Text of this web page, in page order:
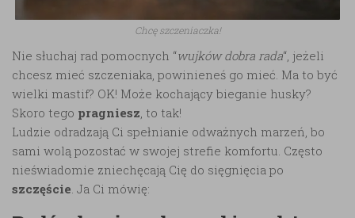
Chcę szczeniaczka!
Nie słuchaj rad pomocnych “wujków dobra rada“, jeżeli
chcesz mieć szczeniaka, powinieneś go mieć. Ma to być
wielki mastif? OK! Może kochający bieganie husky?
Skoro tego pragniesz , to tak!
Ludzie odradzają Ci spełnianie odważnych marzeń, bo
sami wolą pozostać w swojej strefie komfortu. Często
nieświadomie zniechęcają Cię do sięgnięcia po
szczęście . Ja Ci mówię: